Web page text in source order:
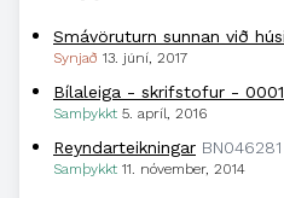
Smávöruturn sunnan við
Synjað 13. júní, 2017
Bílaleiga - skrifstofur - 0001
Samþykkt 5. apríl, 2016
Reyndarteikningar BN046281
Samþykkt 11. nóvember, 2014